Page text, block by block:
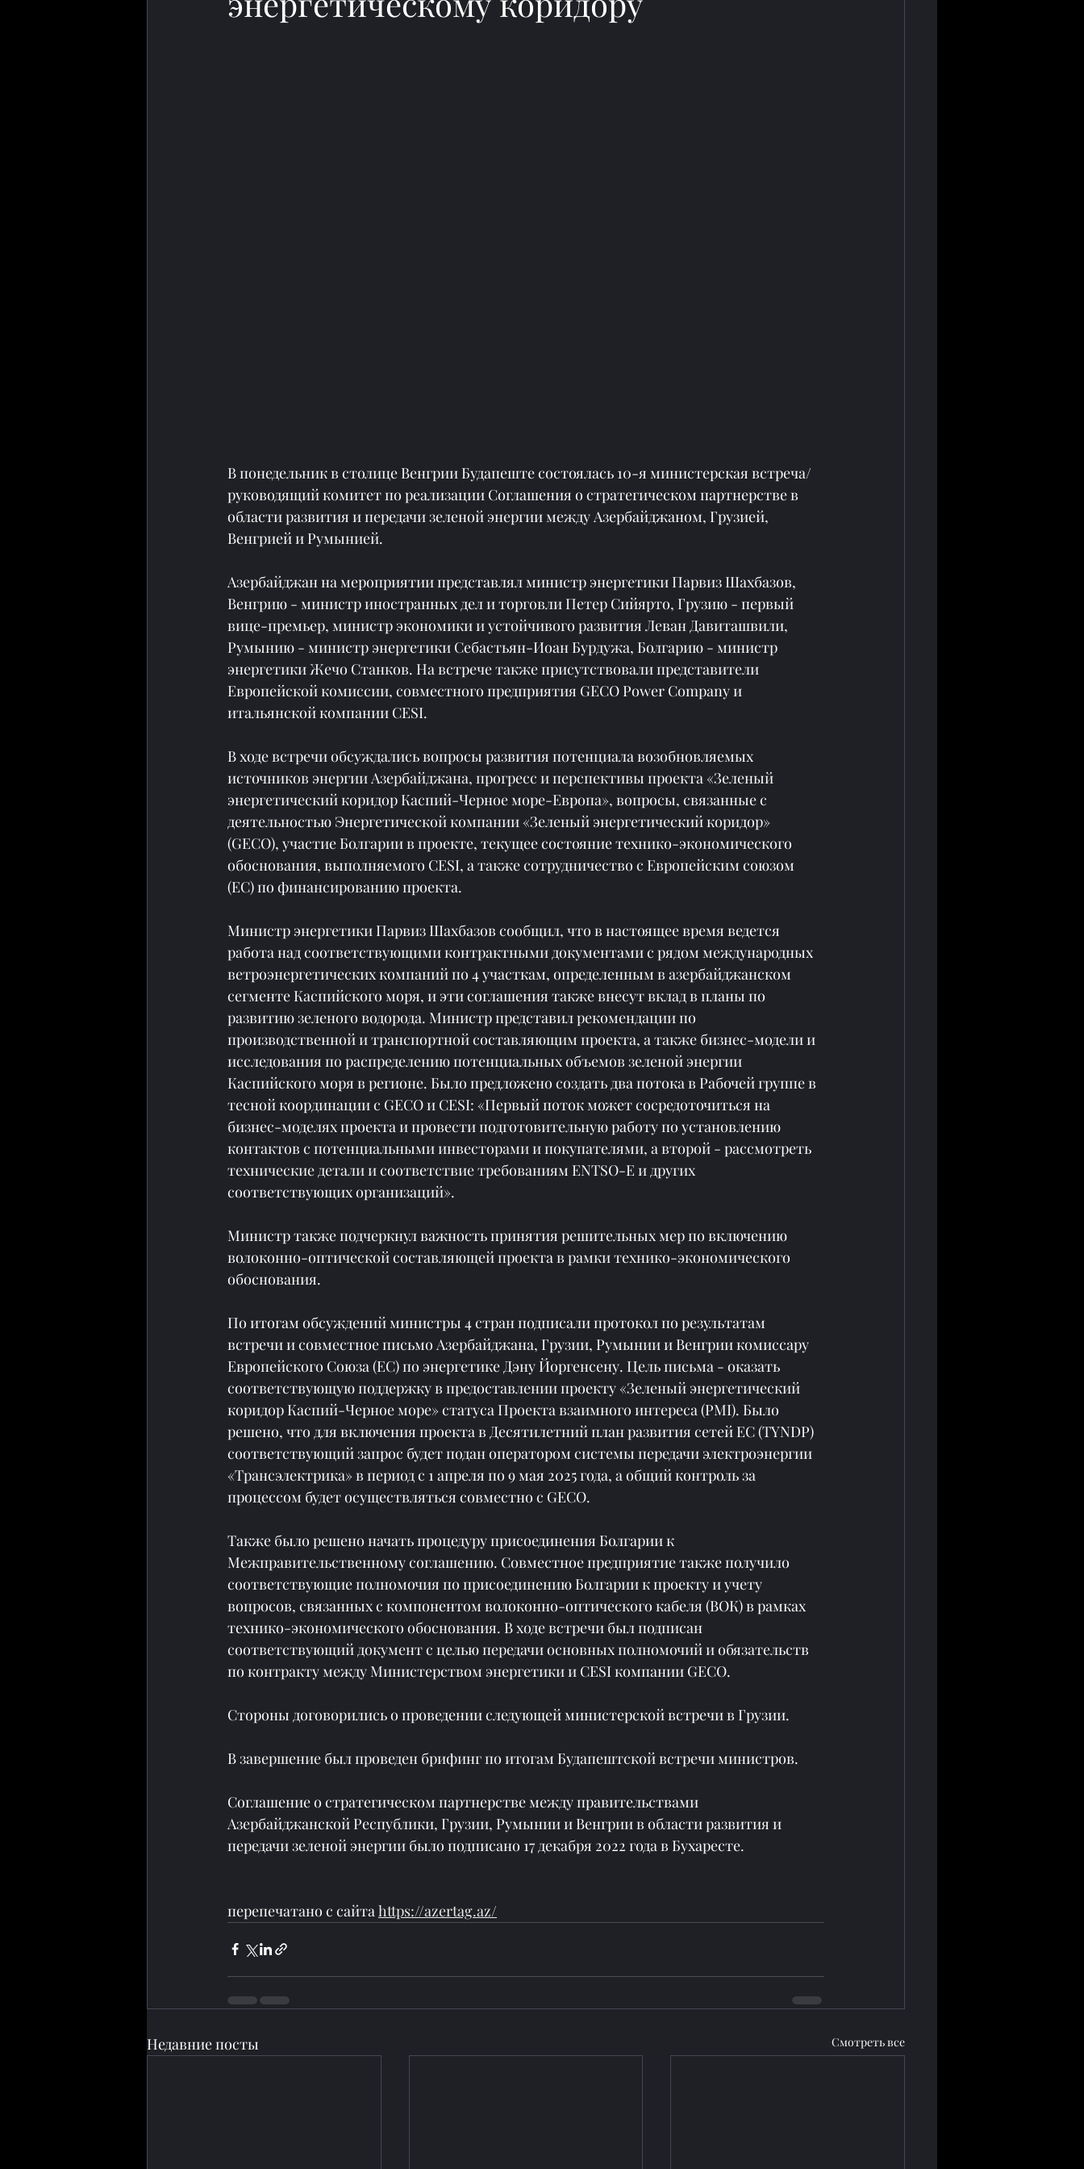
В понедельник в столице Венгрии Будапеште состоялась 10-я министерская встреча/
руководящий комитет по реализации Соглашения о стратегическом партнерстве в
области развития и передачи зеленой энергии между Азербайджаном, Грузией,
Венгрией и Румынией.
Азербайджан на мероприятии представлял министр энергетики Парвиз Шахбазов,
Венгрию - министр иностранных дел и торговли Петер Сийярто, Грузию - первый
вице-премьер, министр экономики и устойчивого развития Леван Давиташвили,
Румынию - министр энергетики Себастьян-Иоан Бурдужа, Болгарию - министр
энергетики Жечо Станков. На встрече также присутствовали представители
Европейской комиссии, совместного предприятия GECO Power Company и
итальянской компании CESI.
В ходе встречи обсуждались вопросы развития потенциала возобновляемых
источников энергии Азербайджана, прогресс и перспективы проекта «Зеленый
энергетический коридор Каспий-Черное море-Европа», вопросы, связанные с
деятельностью Энергетической компании «Зеленый энергетический коридор»
(GECO), участие Болгарии в проекте, текущее состояние технико-экономического
обоснования, выполняемого CESI, а также сотрудничество с Европейским союзом
(ЕС) по финансированию проекта.
Министр энергетики Парвиз Шахбазов сообщил, что в настоящее время ведется
работа над соответствующими контрактными документами с рядом международных
ветроэнергетических компаний по 4 участкам, определенным в азербайджанском
сегменте Каспийского моря, и эти соглашения также внесут вклад в планы по
развитию зеленого водорода. Министр представил рекомендации по
производственной и транспортной составляющим проекта, а также бизнес-модели и
исследования по распределению потенциальных объемов зеленой энергии
Каспийского моря в регионе. Было предложено создать два потока в Рабочей группе в
тесной координации с GECO и CESI: «Первый поток может сосредоточиться на
бизнес-моделях проекта и провести подготовительную работу по установлению
контактов с потенциальными инвесторами и покупателями, а второй - рассмотреть
технические детали и соответствие требованиям ENTSO-E и других
соответствующих организаций».
Министр также подчеркнул важность принятия решительных мер по включению
волоконно-оптической составляющей проекта в рамки технико-экономического
обоснования.
По итогам обсуждений министры 4 стран подписали протокол по результатам
встречи и совместное письмо Азербайджана, Грузии, Румынии и Венгрии комиссару
Европейского Союза (ЕС) по энергетике Дэну Йоргенсену. Цель письма - оказать
соответствующую поддержку в предоставлении проекту «Зеленый энергетический
коридор Каспий-Черное море» статуса Проекта взаимного интереса (PMI). Было
решено, что для включения проекта в Десятилетний план развития сетей ЕС (TYNDP)
соответствующий запрос будет подан оператором системы передачи электроэнергии
«Трансэлектрика» в период с 1 апреля по 9 мая 2025 года, а общий контроль за
процессом будет осуществляться совместно с GECO.
Также было решено начать процедуру присоединения Болгарии к
Межправительственному соглашению. Совместное предприятие также получило
соответствующие полномочия по присоединению Болгарии к проекту и учету
вопросов, связанных с компонентом волоконно-оптического кабеля (ВОК) в рамках
технико-экономического обоснования. В ходе встречи был подписан
соответствующий документ с целью передачи основных полномочий и обязательств
по контракту между Министерством энергетики и CESI компании GECO.
Стороны договорились о проведении следующей министерской встречи в Грузии.
В завершение был проведен брифинг по итогам Будапештской встречи министров.
Соглашение о стратегическом партнерстве между правительствами
Азербайджанской Республики, Грузии, Румынии и Венгрии в области развития и
передачи зеленой энергии было подписано 17 декабря 2022 года в Бухаресте.
перепечатано с сайта https://azertag.az/
Недавние посты Смотреть все